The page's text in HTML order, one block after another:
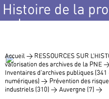
Histoire de la
nature
Accueil > RESSOURCES SUR
valorisation des archives de la PNE
Inventaires d’archives publiques
numériques) > Prévention des
industriels (310) > Auvergne (7) >